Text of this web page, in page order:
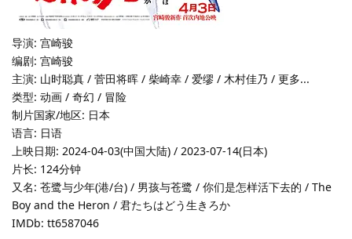
导演: 宫崎骏
编剧: 宫崎骏
主演: 山时聪真 / 菅田将晖 / 柴崎幸 / 爱缪 / 木村佳乃 / 更多...
类型: 动画 / 奇幻 / 冒险
制片国家/地区: 日本
语言: 日语
上映日期: 2024-04-03(中国大陆) / 2023-07-14(日本)
片长: 124分钟
又名: 苍鹭与少年(港/台) / 男孩与苍鹭 / 你们是怎样活下去的 / The
Boy and the Heron / 君たちはどう生きろか
IMDb: tt6587046